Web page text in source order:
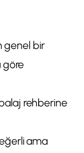
genel bir
göre
rehberine
ama